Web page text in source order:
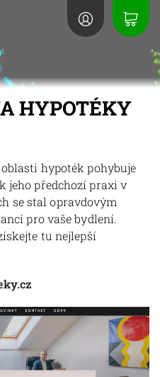
HYPOTÉKY
hypoték pohybuje
jeho předchozí praxi v
se stal opravdovým
pro vaše bydlení.
tu nejlepší